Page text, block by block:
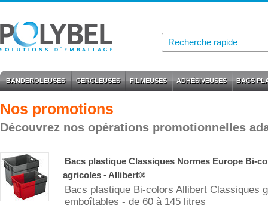
BANDEROLEUSES CERCLEUSES FILMEUSES ADHÉSIVEUSES BACS
Nos promotions
Découvrez nos opérations promotionnelles
Bacs plastique Classiques Normes Europe Bi-
agricoles - Allibert®
Bacs plastique Bi-colors Allibert Classiques
emboîtables - de 60 à 145 litres